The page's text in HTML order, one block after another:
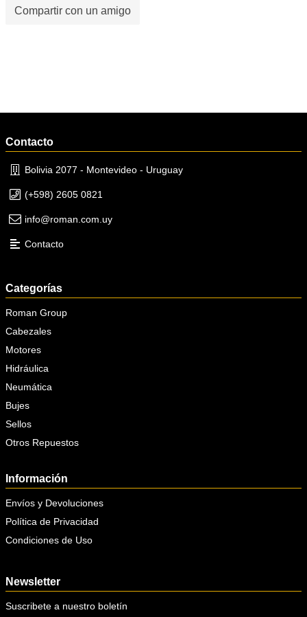
Compartir con un amigo
Contacto
Bolivia 2077 - Montevideo - Uruguay
(+598) 2605 0821
info@roman.com.uy
Contacto
Categorías
Roman Group
Cabezales
Motores
Hidráulica
Neumática
Bujes
Sellos
Otros Repuestos
Información
Envíos y Devoluciones
Política de Privacidad
Condiciones de Uso
Newsletter
Suscribete a nuestro boletín